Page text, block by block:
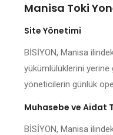
Manisa Toki
Site Yönetimi
BİSİYON, Manisa
yükümlülüklerini
yöneticilerin günlük
Muhasebe ve Aidat
BİSİYON, Manisa